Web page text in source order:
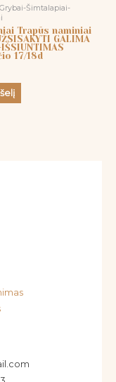
Šimtalapiai-
Trapūs naminiai
GALIMA
17/18d